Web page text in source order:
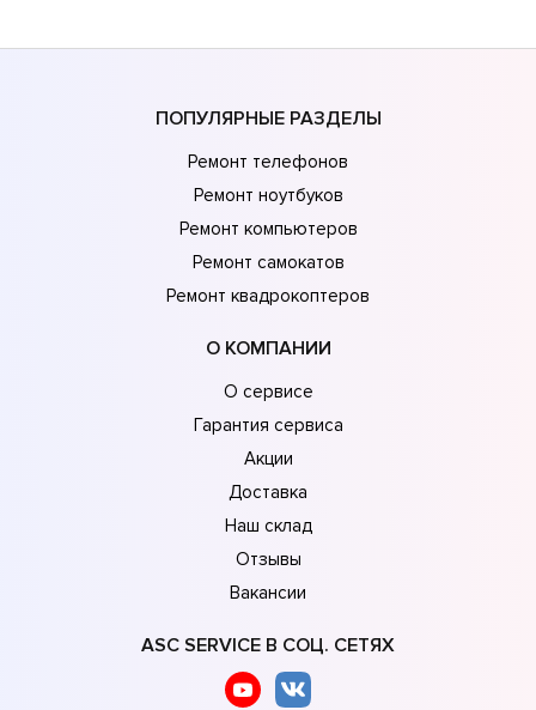
ПОПУЛЯРНЫЕ РАЗДЕЛЫ
Ремонт телефонов
Ремонт ноутбуков
Ремонт компьютеров
Ремонт самокатов
Ремонт квадрокоптеров
О КОМПАНИИ
О сервисе
Гарантия сервиса
Акции
Доставка
Наш склад
Отзывы
Вакансии
ASC SERVICE В СОЦ. СЕТЯХ